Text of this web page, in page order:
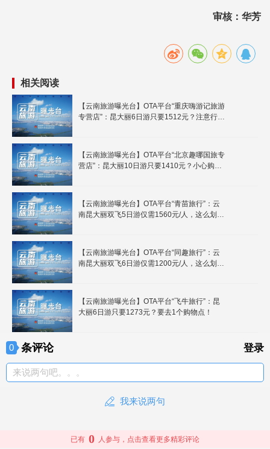
审核：华芳
相关阅读
【云南旅游曝光台】OTA平台“重庆嗨游记旅游
专营店”：昆大丽6日游只要1512元？注意行程
【云南旅游曝光台】OTA平台“北京趣哪国旅专
营店”：昆大丽10日游只要1410元？小心购物
【云南旅游曝光台】OTA平台“青苗旅行”：云
南昆大丽双飞5日游仅需1560元/人，这么划算
【云南旅游曝光台】OTA平台“同趣旅行”：云
南昆大丽双飞6日游仅需1200元/人，这么划算
【云南旅游曝光台】OTA平台“飞牛旅行”：昆
大丽6日游只要1273元？要去1个购物点！
0 条评论 登录
来说两句吧。。。
我来说两句
已有 0 人参与，点击查看更多精彩评论